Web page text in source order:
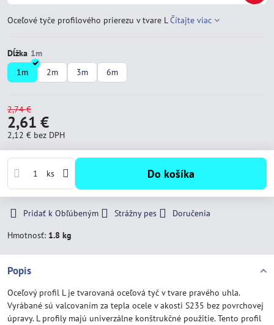
Oceľové tyče profilového prierezu v tvare LČítajte viac
Dĺžka
1m
2m 3m 6m
2,74 €
2,61 €
2,12 € bez DPH
ks Do košíka
Pridať k Obľúbeným Strážny pes
Doručenia
Hmotnosť: 1.8 kg
Popis
Oceľový profil L je tvarovaná oceľová tyč v tvare pravého uhla.
Vyrábané sú valcovaním za tepla ocele v akosti S235 bez povrchovej
úpravy. L profily majú univerzálne konštrukčné použitie. Tento profil